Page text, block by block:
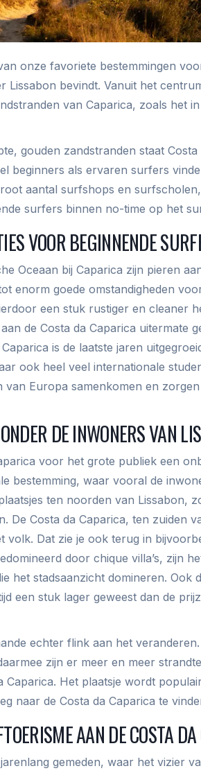
onze favoriete bestemmingen
Lissabon bevindt. Vanuit het
van Caparica, zoals het
gouden zandstranden staat
beginners als ervaren surfers
aantal surfshops en
surfers binnen no-time op het
VOOR BEGINNENDE
Oceaan bij Caparica zijn pieren
enorm goede omstandigheden
een stuk rustiger en cleaner
de Costa da Caparica uitermate
is de laatste jaren
ook heel veel internationale
Europa samenkomen en
DE INWONERS VAN
voor het grote publiek een
bestemming, waar vooral de
ten noorden van Lissabon,
De Costa da Caparica, ten zuiden
volk. Dat zie je ook terug in
door chique villa’s, zijn
het stadsaanzicht domineren. Ook
een stuk lager geweest dan de
echter flink aan het
zijn er meer en meer
Caparica. Het plaatsje wordt
naar de Costa da Caparica te
AAN DE COSTA
gemeden, waar het vizier